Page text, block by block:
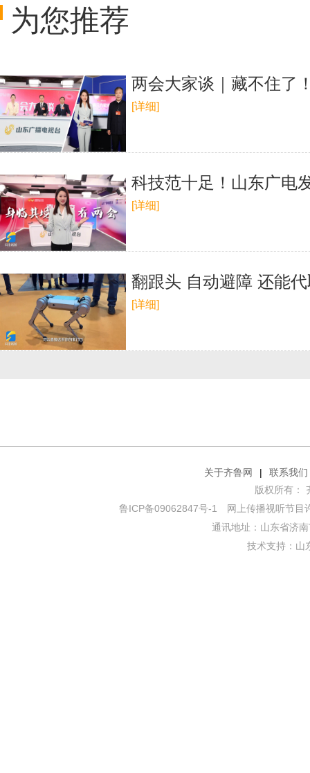
为您推荐
两会大家谈｜藏不住了
[详细]
科技范十足！山东广电
[详细]
翻跟头 自动避障 还能
[详细]
关于齐鲁网 |
联系我们
版权所有：
鲁ICP备09062847号-1 网上传播视听节目
通讯地址：山东省济
技术支持： 山